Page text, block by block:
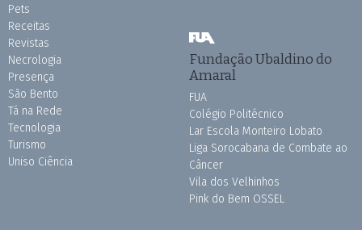
Pets
Receitas
Revistas
Necrologia
Presença
São Bento
Tá na Rede
Tecnologia
Turismo
Uniso Ciência
Fundação Ubaldino do
Amaral
FUA
Colégio Politécnico
Lar Escola Monteiro Lobato
Liga Sorocabana de Combate ao
Câncer
Vila dos Velhinhos
Pink do Bem OSSEL